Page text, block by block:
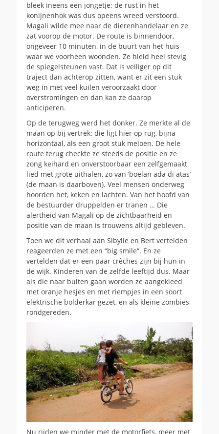
bleek ineens een jongetje; de rust in het
konijnenhok was dus opeens wreed verstoord.
Magali wilde mee naar de dierenhandelaar en ze
zat voorop de motor. De route is binnendoor,
ongeveer 10 minuten, in de buurt van het huis
waar we voorheen woonden. Ze hield heel stevig
de spiegelsteunen vast. Dat is veiliger op dit
traject dan achterop zitten, want er zit een stuk
weg in met veel kuilen veroorzaakt door
overstromingen en dan kan ze daarop
anticiperen.
Op de terugweg werd het donker. Ze merkte al de
maan op bij vertrek: die ligt hier op rug, bijna
horizontaal, als een groot stuk meloen. De hele
route terug checkte ze steeds de positie en ze
zong keihard en onverstoorbaar een zelfgemaakt
lied met grote uithalen, zo van ‘boelan ada di atas’
(de maan is daarboven). Veel mensen onderweg
hoorden het, keken en lachten. Van het hoofd van
de bestuurder druppelden er tranen … Die
alertheid van Magali op de zichtbaarheid en
positie van de maan is trouwens altijd gebleven.
Toen we dit verhaal aan Sibylle en Bert vertelden
reageerden ze met een “big smile”. En ze
vertelden dat er een paar crèches zijn bij hun in
de wijk. Kinderen van de zelfde leeftijd dus. Maar
als die naar buiten gaan worden ze aangekleed
met oranje hesjes en met riempjes in een soort
elektrische bolderkar gezet, en als kleine zombies
rondgereden.
Nu rijden we minder met de motorfiets, meer met